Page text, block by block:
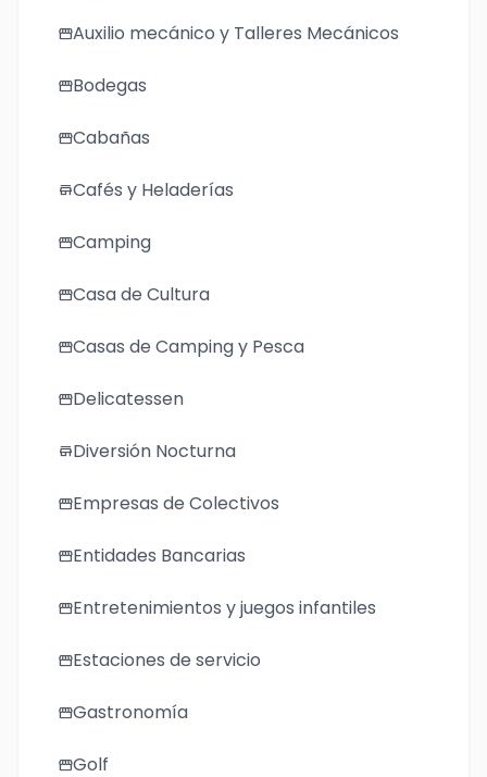
storefrontAuxilio mecánico y Talleres Mecánicos
storefrontBodegas
storefrontCabañas
storeCafés y Heladerías
storefrontCamping
storefrontCasa de Cultura
storefrontCasas de Camping y Pesca
storefrontDelicatessen
storeDiversión Nocturna
storefrontEmpresas de Colectivos
storefrontEntidades Bancarias
storefrontEntretenimientos y juegos infantiles
storefrontEstaciones de servicio
storefrontGastronomía
storefrontGolf